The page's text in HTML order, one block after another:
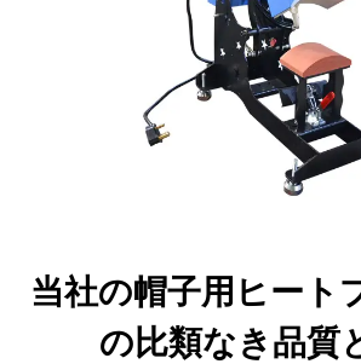
当社の帽子用ヒート
の比類なき品質